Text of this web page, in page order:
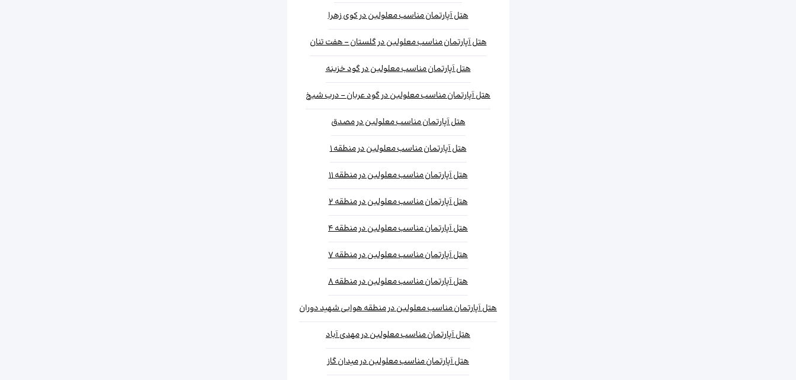
هتل آپارتمان مناسب معلولین در کوی زهرا
هتل آپارتمان مناسب معلولین در گلستان - هفت تنان
هتل آپارتمان مناسب معلولین در گود خزینه
هتل آپارتمان مناسب معلولین در گود عربان - درب شیخ
هتل آپارتمان مناسب معلولین در مصدق
هتل آپارتمان مناسب معلولین در منطقه ۱
هتل آپارتمان مناسب معلولین در منطقه ۱۱
هتل آپارتمان مناسب معلولین در منطقه ۲
هتل آپارتمان مناسب معلولین در منطقه ۴
هتل آپارتمان مناسب معلولین در منطقه ۷
هتل آپارتمان مناسب معلولین در منطقه ۸
هتل آپارتمان مناسب معلولین در منطقه هوایی شهید دوران
هتل آپارتمان مناسب معلولین در مهدی آباد
هتل آپارتمان مناسب معلولین در میدان گاز